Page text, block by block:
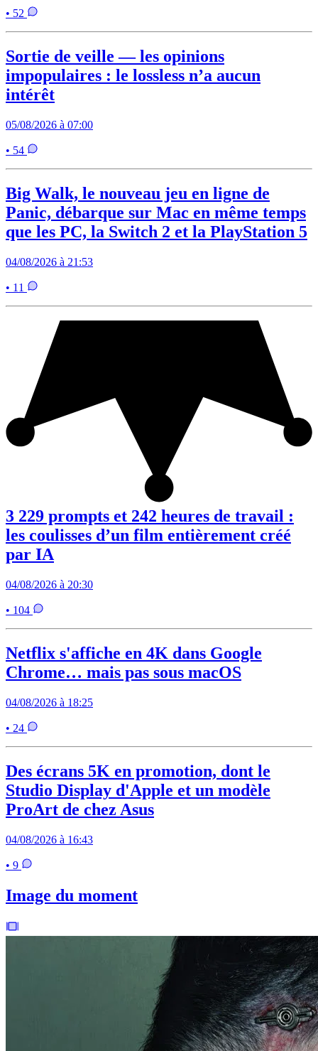
• 52
Sortie de veille — les opinions
impopulaires : le lossless n’a aucun
intérêt
05/08/2026 à 07:00
• 54
Big Walk, le nouveau jeu en ligne de
Panic, débarque sur Mac en même temps
que les PC, la Switch 2 et la PlayStation 5
04/08/2026 à 21:53
• 11
3 229 prompts et 242 heures de travail :
les coulisses d’un film entièrement créé
par IA
04/08/2026 à 20:30
• 104
Netflix s'affiche en 4K dans Google
Chrome… mais pas sous macOS
04/08/2026 à 18:25
• 24
Des écrans 5K en promotion, dont le
Studio Display d'Apple et un modèle
ProArt de chez Asus
04/08/2026 à 16:43
• 9
Image du moment